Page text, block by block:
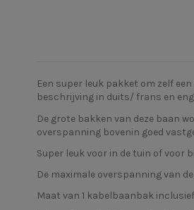
Een super leuk pakket om zelf
beschrijving in duits/ frans en
De grote bakken van deze baan
overspanning bovenin goed
Super leuk voor in de tuin of voor
De maximale overspanning van
Maat van 1 kabelbaanbak inclusief